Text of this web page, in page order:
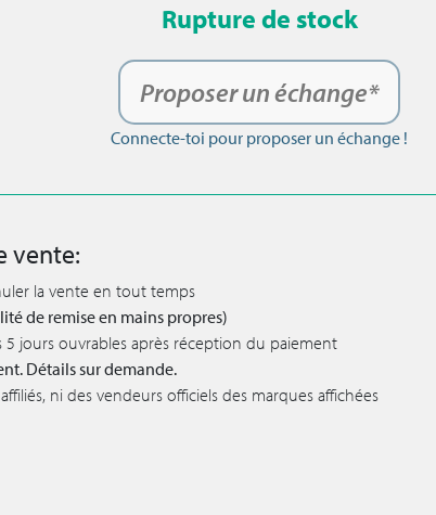
Rupture de stock
Proposer un échange*
Connecte-toi pour proposer un échange !
vente:
la vente en tout temps
de remise en mains propres)
5 jours ouvrables après réception du paiement
Détails sur demande.
ni des vendeurs officiels des marques affichées